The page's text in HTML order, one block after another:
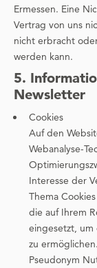
Ermessen. Eine
Vertrag von uns
nicht erbracht
werden kann.
5.
Newsletter
Cookies
Auf den
Webanalyse-
Interesse der
Thema
die auf Ihrem
eingesetzt,
zu
Pseudonym